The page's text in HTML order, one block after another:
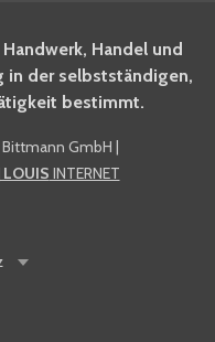
Handel und
in der selbstständigen,
bestimmt.
GmbH |
LOUIS INTERNET